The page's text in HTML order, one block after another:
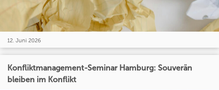
12. Juni 2026
Konfliktmanagement-Seminar Hamburg: Souverän
bleiben im Konflikt